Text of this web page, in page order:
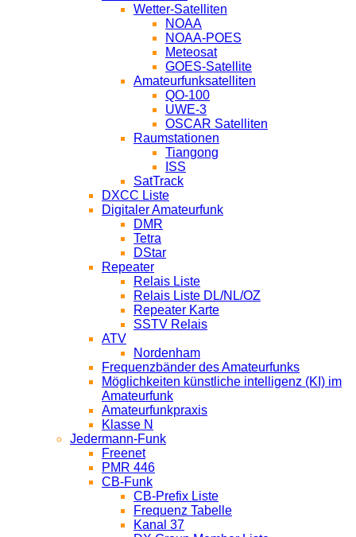
Wetter-Satelliten
NOAA
NOAA-POES
Meteosat
GOES-Satellite
Amateurfunksatelliten
QO-100
UWE-3
OSCAR Satelliten
Raumstationen
Tiangong
ISS
SatTrack
DXCC Liste
Digitaler Amateurfunk
DMR
Tetra
DStar
Repeater
Relais Liste
Relais Liste DL/NL/OZ
Repeater Karte
SSTV Relais
ATV
Nordenham
Frequenzbänder des Amateurfunks
Möglichkeiten künstliche intelligenz (KI) im
Amateurfunk
Amateurfunkpraxis
Klasse N
Jedermann-Funk
Freenet
PMR 446
CB-Funk
CB-Prefix Liste
Frequenz Tabelle
Kanal 37